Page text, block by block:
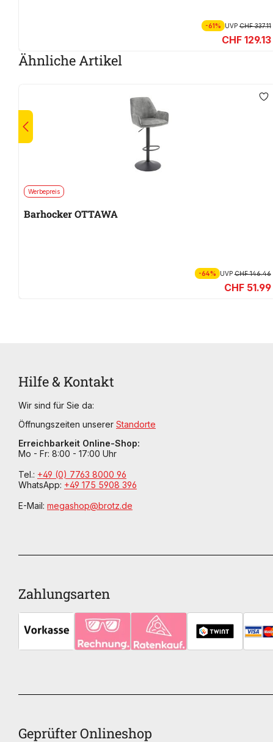
-61% UVPCHF 337.11
CHF 129.13
Ähnliche Artikel
Werbepreis
Barhocker OTTAWA
-64% UVPCHF 146.46
CHF 51.99
Hilfe & Kontakt
Wir sind für Sie da:
Öffnungszeiten unserer Standorte
Erreichbarkeit Online-Shop:
Mo - Fr: 8:00 - 17:00 Uhr
Tel.: +49 (0) 7763 8000 96
WhatsApp: +49 175 5908 396
E-Mail: megashop@brotz.de
Geprüfter Onlineshop
Zahlungsarten